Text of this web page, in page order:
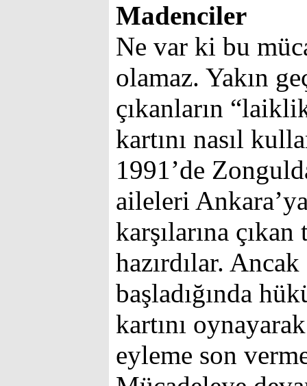
Madenciler
Ne var ki bu
olamaz. Yakın
çıkanların
kartını nasıl
1991’de
aileleri
karşılarına
hazırdılar.
başladığında
kartını
eyleme son